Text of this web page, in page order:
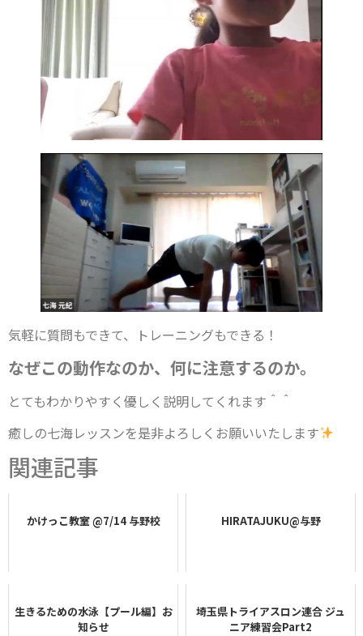
気軽に質問もできて、トレーニングもできる！
なぜこの動作なのか、何に注意するのか。
とてもわかりやすく優しく説明してくれます＾＾
癒しの七海レッスンを是非よろしくお願いいたします
関連記事
かけっこ教室 @7/14 与野校 HIRATAJUKU@与野
生きるための水泳【プール編】お
知らせ
埼玉県トライアスロン連合 ジュ
ニア練習会Part2